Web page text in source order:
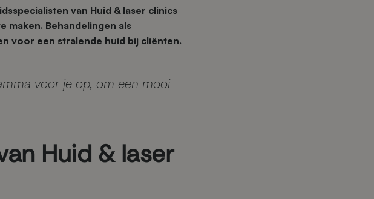
van Huid & laser clinics
maken. Behandelingen als
voor een stralende huid bij cliënten.
voor je op, om een mooi
Huid & laser